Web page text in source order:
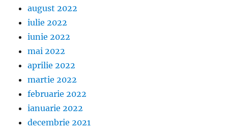
august 2022
iulie 2022
iunie 2022
mai 2022
aprilie 2022
martie 2022
februarie 2022
ianuarie 2022
decembrie 2021